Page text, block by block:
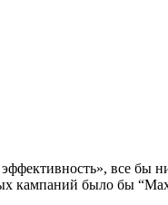
все бы
кампаний было бы